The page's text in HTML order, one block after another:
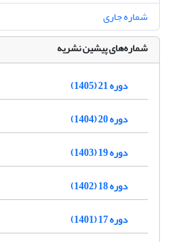
شماره جاری
شماره‌های پیشین نشریه
دوره 21 (1405)
دوره 20 (1404)
دوره 19 (1403)
دوره 18 (1402)
دوره 17 (1401)